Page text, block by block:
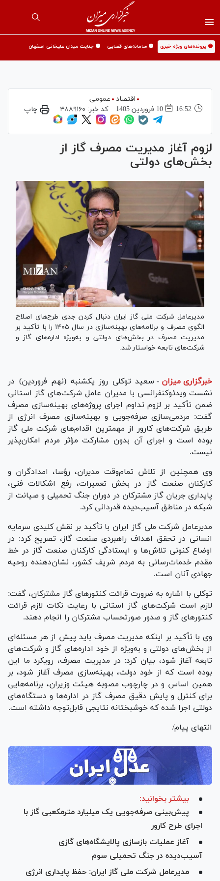
🟡 پرونده‌های ویژه خبری 🟡 سامانه‌های قضایی 🟡 جنایت میدان علیخانی اصفهان
اقتصاد
عمومی
16:52
10 فروردين 1405 کد خبر: ۴۸۸۹۱۶۰ چاپ
لزوم آغاز مدیریت مصرف گاز از
بخش‌های دولتی
مدیرعامل شرکت ملی گاز ایران دنبال کردن جدی طرح‌های اصلاح
الگوی مصرف و برنامه‌های بهینه‌سازی در سال ۱۴۰۵ را با تأکید بر
مدیریت مصرف در بخش‌های دولتی و به‌ویژه اداره‌های گاز و
شرکت‌های تابعه خواستار شد.
خبرگزاری میزان - سعید توکلی روز یکشنبه (نهم فروردین) در
نشست ویدئوکنفرانسی با مدیران عامل شرکت‌های گاز استانی
ضمن تأکید بر لزوم تداوم اجرای پروژه‌های بهینه‌سازی مصرف
گفت: مردمی‌سازی صرفه‌جویی و بهینه‌سازی مصرف انرژی از
طریق شرکت‌های کارور از مهمترین اقدام‌های شرکت ملی گاز
بوده است و اجرای آن بدون مشارکت مؤثر مردم امکان‌پذیر
نیست.
وی همچنین از تلاش تمام‌وقت مدیران، رؤسا، امدادگران و
کارکنان صنعت گاز در بخش تعمیرات، رفع اشکالات فنی،
پایداری جریان گاز مشترکان در دوران جنگ تحمیلی و صیانت از
شبکه در مناطق آسیب‌دیده قدردانی کرد.
مدیرعامل شرکت ملی گاز ایران با تأکید بر نقش کلیدی سرمایه
انسانی در تحقق اهداف راهبردی صنعت گاز، تصریح کرد: در
اوضاع کنونی تلاش‌ها و ایستادگی کارکنان صنعت گاز در خط
مقدم خدمات‌رسانی به مردم شریف کشور، نشان‌دهنده روحیه
جهادی آنان است.
توکلی با اشاره به ضرورت قرائت کنتور‌های گاز مشترکان، گفت:
لازم است شرکت‌های گاز استانی با رعایت نکات لازم قرائت
کنتور‌های گاز و صدور صورتحساب مشترکان را انجام دهند.
وی با تأکید بر اینکه مدیریت مصرف باید پیش از هر مسئله‌ای
از بخش‌های دولتی و به‌ویژه از خود اداره‌های گاز و شرکت‌های
تابعه آغاز شود، بیان کرد: در مدیریت مصرف، رویکرد ما این
بوده است که از خود دولت، بهینه‌سازی مصرف آغاز شود، بر
همین اساس و در چارچوب مصوبه هیئت وزیران، برنامه‌هایی
برای کنترل و پایش دقیق مصرف گاز در اداره‌ها و دستگاه‌های
دولتی اجرا شده که خوشبختانه نتایجی قابل‌توجه داشته است.
انتهای پیام/
بیشتر بخوانید:
پیش‌بینی صرفه‌جویی یک میلیارد مترمکعبی گاز با
اجرای طرح کارور
آغاز عملیات بازسازی پالایشگاه‌های گازی
آسیب‌دیده در جنگ تحمیلی سوم
مدیرعامل شرکت ملی گاز ایران: حفظ پایداری انرژی